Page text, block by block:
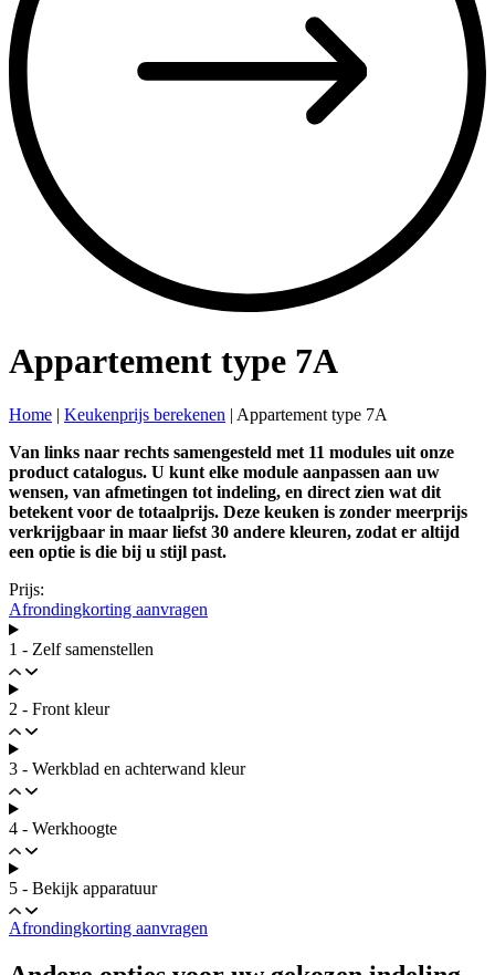
Appartement type 7A
Home | Keukenprijs berekenen | Appartement type 7A
Van links naar rechts samengesteld met 11 modules uit onze
product catalogus. U kunt elke module aanpassen aan uw
wensen, van afmetingen tot indeling, en direct zien wat dit
betekent voor de totaalprijs. Deze keuken is zonder meerprijs
verkrijgbaar in maar liefst 30 andere kleuren, zodat er altijd
een optie is die bij u stijl past.
Prijs:
Afrondingkorting aanvragen
1 - Zelf samenstellen
2 - Front kleur
3 - Werkblad en achterwand kleur
4 - Werkhoogte
5 - Bekijk apparatuur
Afrondingkorting aanvragen